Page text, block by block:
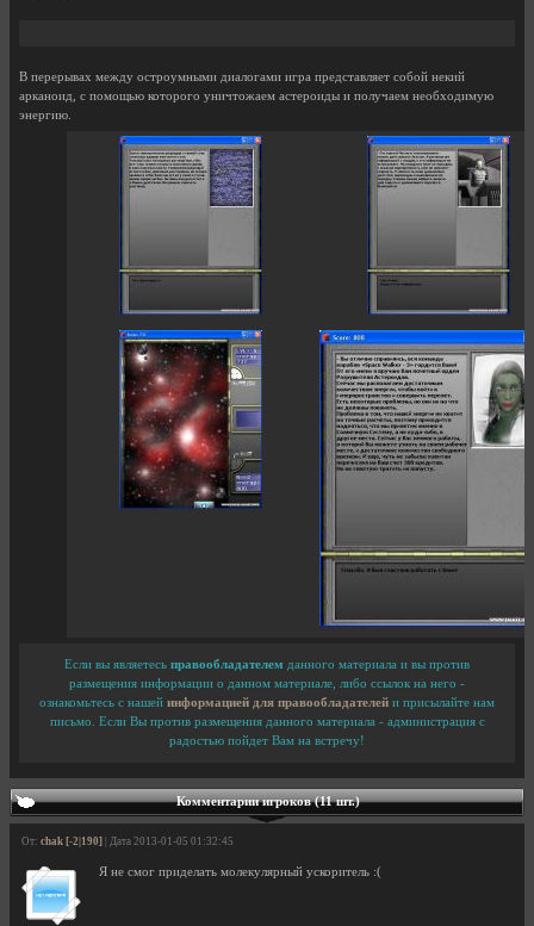
В перерывах между остроумными диалогами игра представляет собой некий
арканоид, с помощью которого уничтожаем астероиды и получаем необходимую
энергию.
Если вы являетесь правообладателем данного материала и вы против
размещения информации о данном материале, либо ссылок на него -
ознакомьтесь с нашей информацией для правообладателей и присылайте нам
письмо. Если Вы против размещения данного материала - администрация с
радостью пойдет Вам на встречу!
Комментарии игроков (11 шт.)
От: chak [-2|190] | Дата 2013-01-05 01:32:45
Я не смог приделать молекулярный ускоритель :(